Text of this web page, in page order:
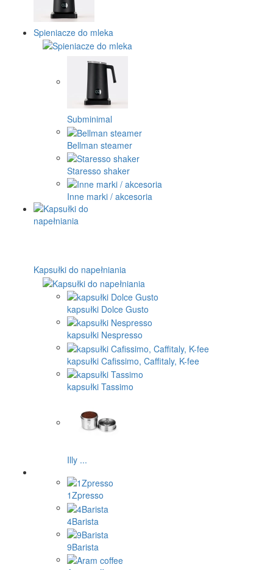
Spieniacze do mleka
Subminimal
Bellman steamer
Staresso shaker
Inne marki / akcesoria
Kapsułki do napełniania
kapsułki Dolce Gusto
kapsułki Nespresso
kapsułki Cafissimo, Caffitaly, K-fee
kapsułki Tassimo
Illy ...
1Zpresso
4Barista
9Barista